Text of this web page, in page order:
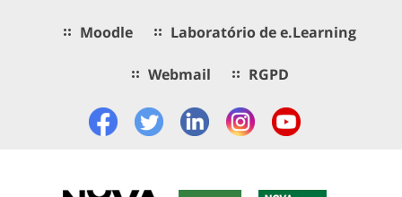
Moodle Laboratório de e.Learning
Webmail RGPD